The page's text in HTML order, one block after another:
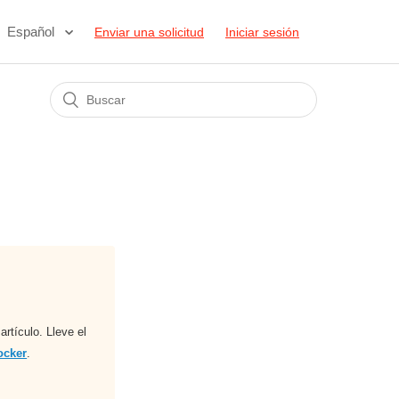
Español Enviar una solicitud Iniciar sesión
Lleve el
.